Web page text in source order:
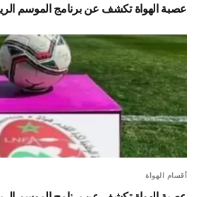
عصبة الهواة تكشف عن برنامج الموسم
أقسام الهواة